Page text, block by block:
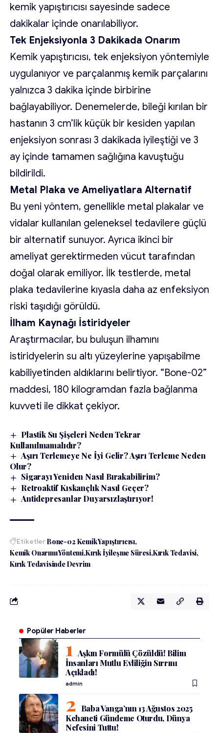
kemik yapıştırıcısı sayesinde sadece
dakikalar içinde onarılabiliyor.
Tek Enjeksiyonla 3 Dakikada Onarım
Kemik yapıştırıcısı, tek enjeksiyon yöntemiyle
uygulanıyor ve parçalanmış kemik parçalarını
yalnızca 3 dakika içinde birbirine
bağlayabiliyor. Denemelerde, bileği kırılan bir
hastanın 3 cm’lik küçük bir kesiden yapılan
enjeksiyon sonrası 3 dakikada iyileştiği ve 3
ay içinde tamamen sağlığına kavuştuğu
bildirildi.
Metal Plaka ve Ameliyatlara Alternatif
Bu yeni yöntem, genellikle metal plakalar ve
vidalar kullanılan geleneksel tedavilere güçlü
bir alternatif sunuyor. Ayrıca ikinci bir
ameliyat gerektirmeden vücut tarafından
doğal olarak emiliyor. İlk testlerde, metal
plaka tedavilerine kıyasla daha az enfeksiyon
riski taşıdığı görüldü.
İlham Kaynağı İstiridyeler
Araştırmacılar, bu buluşun ilhamını
istiridyelerin su altı yüzeylerine yapışabilme
kabiliyetinden aldıklarını belirtiyor. “Bone-02”
maddesi, 180 kilogramdan fazla bağlanma
kuvveti ile dikkat çekiyor.
Plastik Su Şişeleri Neden Tekrar
Kullanılmamalıdır?
Aşırı Terlemeye Ne İyi Gelir? Aşırı Terleme Neden
Olur?
Sigarayı Yeniden Nasıl Bırakabilirim?
Retroaktif Kıskançlık Nasıl Geçer?
Antidepresanlar Duyarsızlaştırıyor!
EtiketlerBone-02 Kemik Yapıştırıcısı
Kemik Onarımı Yöntemi Kırık İyileşme Süresi Kırık Tedavisi
Kırık Tedavisinde Devrim
Popüler Haberler
Aşkın Formülü Çözüldü! Bilim
İnsanları Mutlu Evliliğin Sırrını
Açıkladı!
admin
Baba Vanga’nın 13 Ağustos 2025
Kehaneti Gündeme Oturdu, Dünya
Nefesini Tuttu!